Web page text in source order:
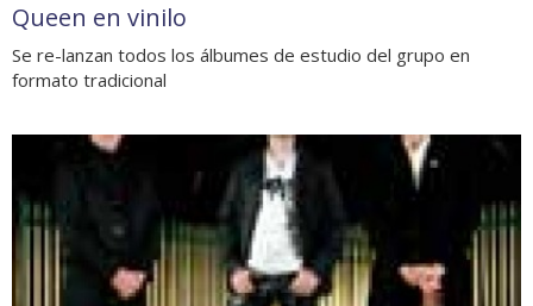
Queen en vinilo
Se re-lanzan todos los álbumes de estudio del grupo en
formato tradicional